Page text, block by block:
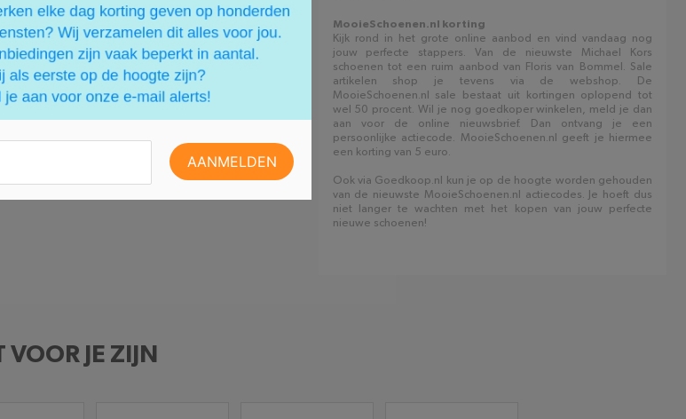
MooieSchoenen.nl korting
Kijk rond in het grote online aanbod en vind vandaag nog
jouw perfecte stappers. Van de nieuwste Michael Kors
schoenen tot een ruim aanbod van Floris van Bommel. Sale
artikelen shop je tevens via de webshop. De
MooieSchoenen.nl sale bestaat uit kortingen oplopend tot
wel 50 procent. Wil je nog goedkoper winkelen, meld je dan
aan voor de online nieuwsbrief. Dan ontvang je een
persoonlijke actiecode. MooieSchoenen.nl geeft je hiermee
een korting van 5 euro.
Ook via Goedkoop.nl kun je op de hoogte worden gehouden
van de nieuwste MooieSchoenen.nl actiecodes. Je hoeft dus
niet langer te wachten met het kopen van jouw perfecte
nieuwe schoenen!
JE ZIJN